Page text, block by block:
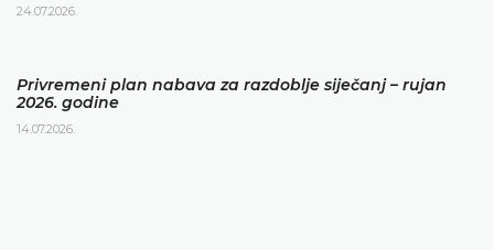
24.07.2026.
Privremeni plan nabava za razdoblje siječanj – rujan
2026. godine
14.07.2026.